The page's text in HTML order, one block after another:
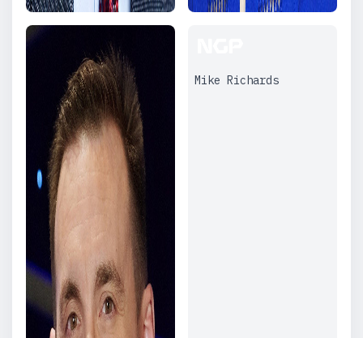
Mike Richards